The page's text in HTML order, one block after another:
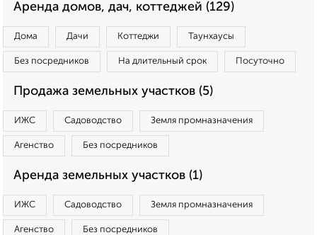
Аренда домов, дач, коттеджей (129)
Дома Дачи Коттеджи Таунхаусы
Без посредников На длительный срок Посуточно
Продажа земельных участков (5)
ИЖС Садоводство Земля промназначения
Агенство Без посредников
Аренда земельных участков (1)
ИЖС Садоводство Земля промназначения
Агенство Без посредников